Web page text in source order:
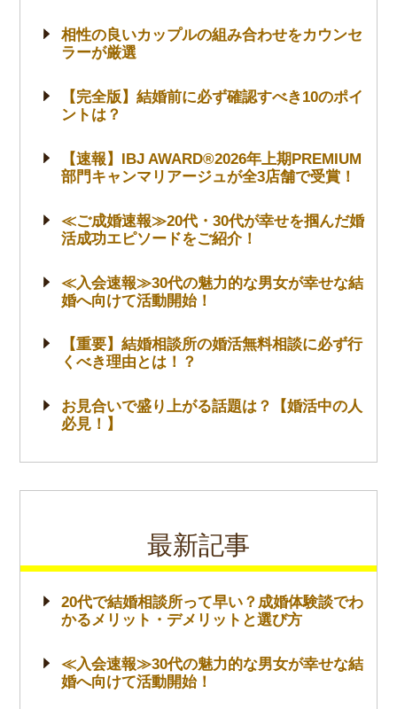
相性の良いカップルの組み合わせをカウンセ
ラーが厳選
【完全版】結婚前に必ず確認すべき10のポイ
ントは？
【速報】IBJ AWARD®2026年上期PREMIUM
部門キャンマリアージュが全3店舗で受賞！
≪ご成婚速報≫20代・30代が幸せを掴んだ婚
活成功エピソードをご紹介！
≪入会速報≫30代の魅力的な男女が幸せな結
婚へ向けて活動開始！
【重要】結婚相談所の婚活無料相談に必ず行
くべき理由とは！？
お見合いで盛り上がる話題は？【婚活中の人
必見！】
最新記事
20代で結婚相談所って早い？成婚体験談でわ
かるメリット・デメリットと選び方
≪入会速報≫30代の魅力的な男女が幸せな結
婚へ向けて活動開始！